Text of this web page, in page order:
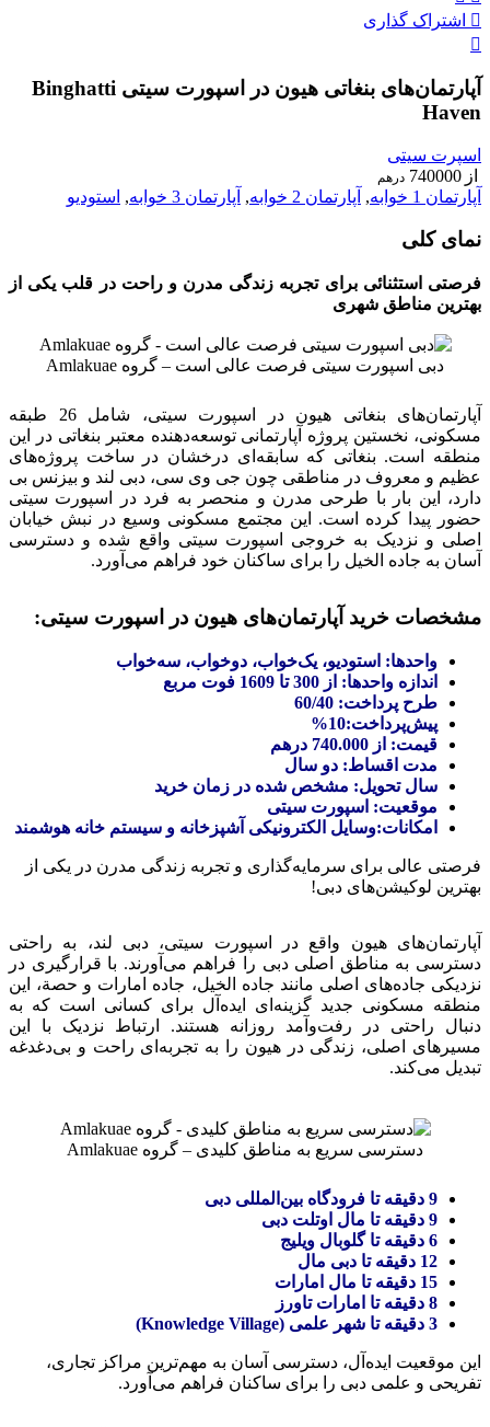
اشتراک گذاری
آپارتمان‌های بنغاتی هیون در اسپورت سیتی Binghatti
Haven
اسپرت سیتی
از 740000 درهم
آپارتمان 1 خوابه , آپارتمان 2 خوابه , آپارتمان 3 خوابه , استودیو
نمای کلی
فرصتی استثنائی برای تجربه زندگی مدرن و راحت در قلب یکی از
بهترین مناطق شهری
دبی اسپورت سیتی فرصت عالی است – گروه Amlakuae
آپارتمان‌های بنغاتی هیون در اسپورت سیتی، شامل 26 طبقه
مسکونی، نخستین پروژه آپارتمانی توسعه‌دهنده معتبر بنغاتی در این
منطقه است. بنغاتی که سابقه‌ای درخشان در ساخت پروژه‌های
عظیم و معروف در مناطقی چون جی وی سی، دبی لند و بیزنس بی
دارد، این بار با طرحی مدرن و منحصر به فرد در اسپورت سیتی
حضور پیدا کرده است. این مجتمع مسکونی وسیع در نبش خیابان
اصلی و نزدیک به خروجی اسپورت سیتی واقع شده و دسترسی
آسان به جاده الخیل را برای ساکنان خود فراهم می‌آورد.
مشخصات خرید آپارتمان‌های هیون در اسپورت سیتی:
واحدها: استودیو، یک‌خواب، دو‌خواب، سه‌خواب
اندازه واحدها: از 300 تا 1609 فوت مربع
طرح پرداخت: 60/40
پیش‌پرداخت:10%
قیمت: از 740.000 درهم
مدت اقساط: دو سال
سال تحویل: مشخص شده در زمان خرید
موقعیت: اسپورت سیتی
امکانات:وسایل الکترونیکی آشپزخانه و سیستم خانه هوشمند
فرصتی عالی برای سرمایه‌گذاری و تجربه زندگی مدرن در یکی از
بهترین لوکیشن‌های دبی!
آپارتمان‌های هیون واقع در اسپورت سیتی، دبی لند، به راحتی
دسترسی به مناطق اصلی دبی را فراهم می‌آورند. با قرارگیری در
نزدیکی جاده‌های اصلی مانند جاده الخیل، جاده امارات و حصة، این
منطقه مسکونی جدید گزینه‌ای ایده‌آل برای کسانی است که به
دنبال راحتی در رفت‌وآمد روزانه هستند. ارتباط نزدیک با این
مسیرهای اصلی، زندگی در هیون را به تجربه‌ای راحت و بی‌دغدغه
تبدیل می‌کند.
دسترسی سریع به مناطق کلیدی – گروه Amlakuae
9 دقیقه تا فرودگاه بین‌المللی دبی
9 دقیقه تا مال اوتلت دبی
6 دقیقه تا گلوبال ویلیج
12 دقیقه تا دبی مال
15 دقیقه تا مال امارات
8 دقیقه تا امارات تاورز
3 دقیقه تا شهر علمی (Knowledge Village)
این موقعیت ایده‌آل، دسترسی آسان به مهم‌ترین مراکز تجاری،
تفریحی و علمی دبی را برای ساکنان فراهم می‌آورد.